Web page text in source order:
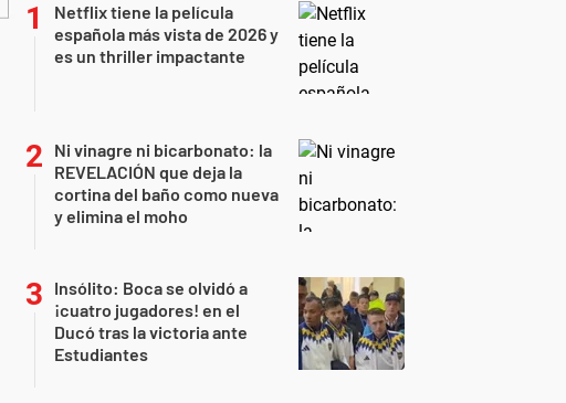
Netflix tiene la película
española más vista de 2026 y
es un thriller impactante
Ni vinagre ni bicarbonato: la
REVELACIÓN que deja la
cortina del baño como nueva
y elimina el moho
Insólito: Boca se olvidó a
¡cuatro jugadores! en el
Ducó tras la victoria ante
Estudiantes